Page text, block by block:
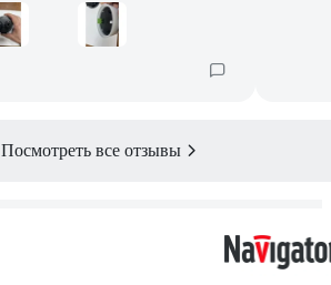
Посмотреть все отзывы